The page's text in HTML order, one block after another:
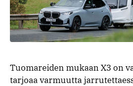
Tuomareiden mukaan X3 on
tarjoaa varmuutta